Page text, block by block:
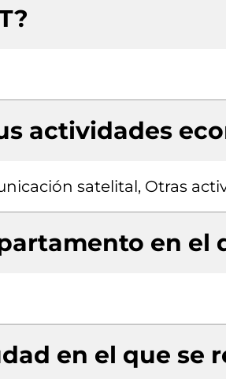
actividades
satelital, Otras
en el
en el que se